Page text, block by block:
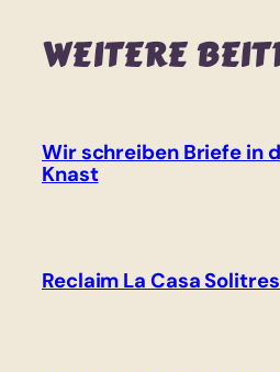
WEITERE
Wir schreiben Briefe in
Knast
Reclaim La Casa